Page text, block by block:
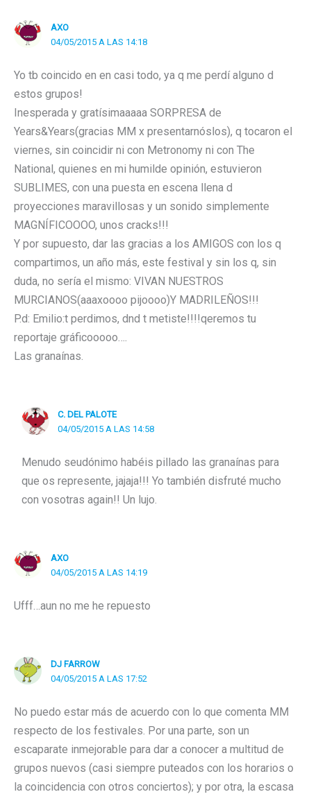
AXO
04/05/2015 A LAS 14:18
Yo tb coincido en en casi todo, ya q me perdí alguno d
estos grupos!
Inesperada y gratísimaaaaa SORPRESA de
Years&Years(gracias MM x presentarnóslos), q tocaron el
viernes, sin coincidir ni con Metronomy ni con The
National, quienes en mi humilde opinión, estuvieron
SUBLIMES, con una puesta en escena llena d
proyecciones maravillosas y un sonido simplemente
MAGNÍFICOOOO, unos cracks!!!
Y por supuesto, dar las gracias a los AMIGOS con los q
compartimos, un año más, este festival y sin los q, sin
duda, no sería el mismo: VIVAN NUESTROS
MURCIANOS(aaaxoooo pijoooo)Y MADRILEÑOS!!!
P.d: Emilio:t perdimos, dnd t metiste!!!!qeremos tu
reportaje gráficooooo….
Las granaínas.
C. DEL PALOTE
04/05/2015 A LAS 14:58
Menudo seudónimo habéis pillado las granaínas para
que os represente, jajaja!!! Yo también disfruté mucho
con vosotras again!! Un lujo.
AXO
04/05/2015 A LAS 14:19
Ufff…aun no me he repuesto
DJ FARROW
04/05/2015 A LAS 17:52
No puedo estar más de acuerdo con lo que comenta MM
respecto de los festivales. Por una parte, son un
escaparate inmejorable para dar a conocer a multitud de
grupos nuevos (casi siempre puteados con los horarios o
la coincidencia con otros conciertos); y por otra, la escasa